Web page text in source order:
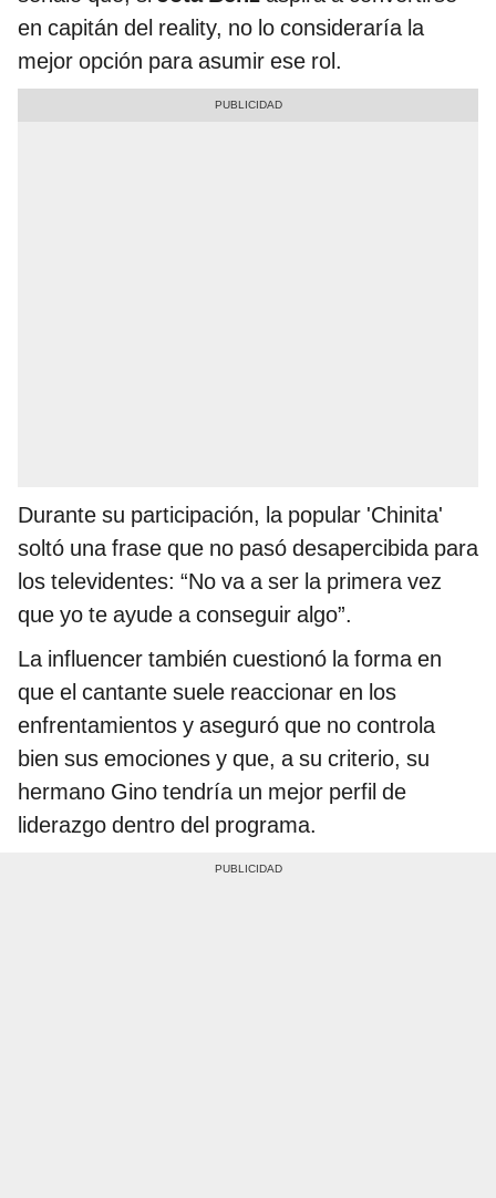
en capitán del reality, no lo consideraría la
mejor opción para asumir ese rol.
Durante su participación, la popular 'Chinita'
soltó una frase que no pasó desapercibida para
los televidentes: “No va a ser la primera vez
que yo te ayude a conseguir algo”.
La influencer también cuestionó la forma en
que el cantante suele reaccionar en los
enfrentamientos y aseguró que no controla
bien sus emociones y que, a su criterio, su
hermano Gino tendría un mejor perfil de
liderazgo dentro del programa.